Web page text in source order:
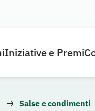
Iniziative e Premi
Salse e condimenti